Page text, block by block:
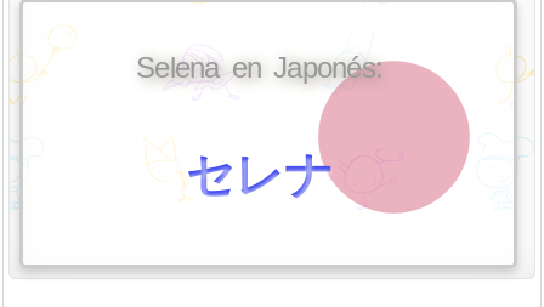
Selena en Japonés:
セレナ